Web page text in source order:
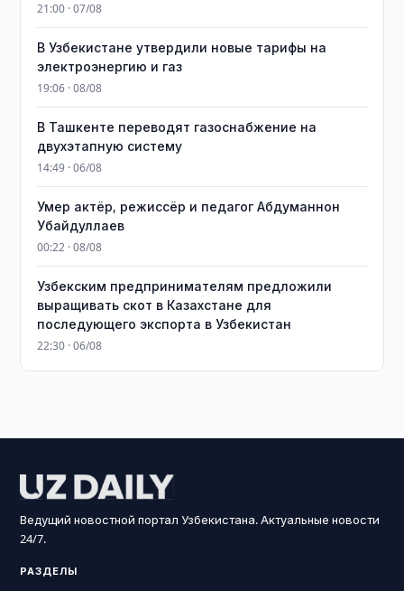
21:00 · 07/08
В Узбекистане утвердили новые тарифы на
электроэнергию и газ
19:06 · 08/08
В Ташкенте переводят газоснабжение на
двухэтапную систему
14:49 · 06/08
Умер актёр, режиссёр и педагог Абдуманнон
Убайдуллаев
00:22 · 08/08
Узбекским предпринимателям предложили
выращивать скот в Казахстане для
последующего экспорта в Узбекистан
22:30 · 06/08
Ведущий новостной портал Узбекистана. Актуальные новости
24/7.
РАЗДЕЛЫ